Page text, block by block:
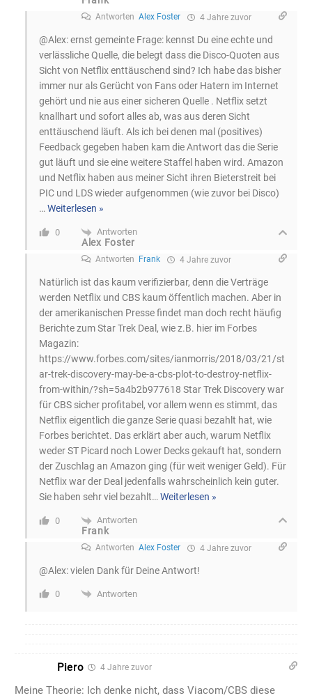
Antworten Alex Foster 4 Jahre zuvor
@Alex: ernst gemeinte Frage: kennst Du eine echte und
verlässliche Quelle, die belegt dass die Disco-Quoten aus
Sicht von Netflix enttäuschend sind? Ich habe das bisher
immer nur als Gerücht von Fans oder Hatern im Internet
gehört und nie aus einer sicheren Quelle . Netflix setzt
knallhart und sofort alles ab, was aus deren Sicht
enttäuschend läuft. Als ich bei denen mal (positives)
Feedback gegeben haben kam die Antwort das die Serie
gut läuft und sie eine weitere Staffel haben wird. Amazon
und Netflix haben aus meiner Sicht ihren Bieterstreit bei
PIC und LDS wieder aufgenommen (wie zuvor bei Disco)
…Weiterlesen »
0 Antworten
Alex Foster
Antworten Frank 4 Jahre zuvor
Natürlich ist das kaum verifizierbar, denn die Verträge
werden Netflix und CBS kaum öffentlich machen. Aber in
der amerikanischen Presse findet man doch recht häufig
Berichte zum Star Trek Deal, wie z.B. hier im Forbes
Magazin:
https://www.forbes.com/sites/ianmorris/2018/03/21/st
ar-trek-discovery-may-be-a-cbs-plot-to-destroy-netflix-
from-within/?sh=5a4b2b977618 Star Trek Discovery war
für CBS sicher profitabel, vor allem wenn es stimmt, das
Netflix eigentlich die ganze Serie quasi bezahlt hat, wie
Forbes berichtet. Das erklärt aber auch, warum Netflix
weder ST Picard noch Lower Decks gekauft hat, sondern
der Zuschlag an Amazon ging (für weit weniger Geld). Für
Netflix war der Deal jedenfalls wahrscheinlich kein guter.
Sie haben sehr viel bezahlt… Weiterlesen »
0 Antworten
Frank
Antworten Alex Foster 4 Jahre zuvor
@Alex: vielen Dank für Deine Antwort!
0 Antworten
Piero 4 Jahre zuvor
Meine Theorie: Ich denke nicht, dass Viacom/CBS diese